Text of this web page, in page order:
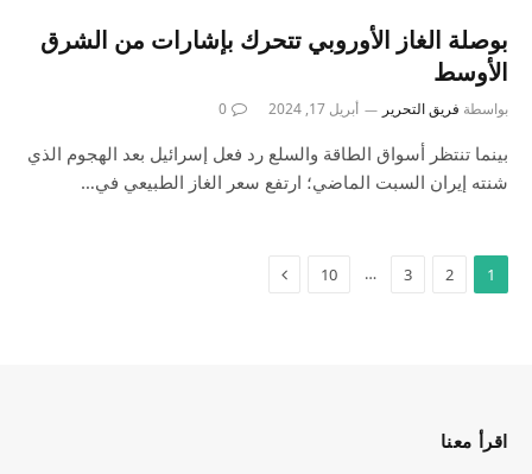
بوصلة الغاز الأوروبي تتحرك بإشارات من الشرق
الأوسط
بواسطة فريق التحرير أبريل 17, 2024 0
بينما تنتظر أسواق الطاقة والسلع رد فعل إسرائيل بعد الهجوم الذي
شنته إيران السبت الماضي؛ ارتفع سعر الغاز الطبيعي في…
1
2
3
…
10
اقرأ معنا